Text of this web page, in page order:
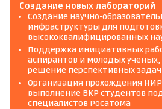
Создание новых лабораторий
Создание научно-
инфраструктуры для
высококвалифицированных
Поддержка инициативных
аспирантов и молодых
решение перспективных
Организация прохождения
выполнение ВКР студентов
специалистов Росатома